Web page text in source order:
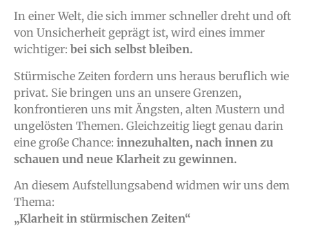
In einer Welt, die sich immer schneller dreht und oft
von Unsicherheit geprägt ist, wird eines immer
wichtiger: bei sich selbst bleiben.
Stürmische Zeiten fordern uns heraus beruflich wie
privat. Sie bringen uns an unsere Grenzen,
konfrontieren uns mit Ängsten, alten Mustern und
ungelösten Themen. Gleichzeitig liegt genau darin
eine große Chance: innezuhalten, nach innen zu
schauen und neue Klarheit zu gewinnen.
An diesem Aufstellungsabend widmen wir uns dem
Thema:
„Klarheit in stürmischen Zeiten“